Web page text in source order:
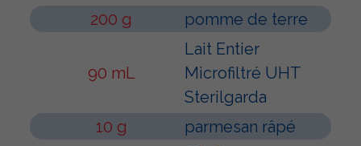
200 g
pomme de terre
90 mL
Lait Entier
Microfiltré UHT
Sterilgarda
10 g
parmesan râpé